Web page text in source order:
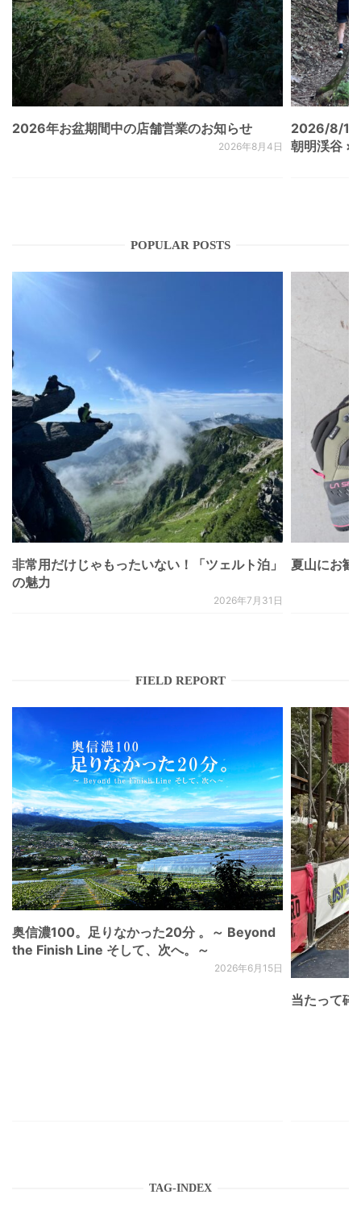
2026年お盆期間中の店舗営業のお知らせ
2026年8月4日
2026/8/
朝明渓谷 ×
POPULAR POSTS
非常用だけじゃもったいない！「ツェルト泊」
の魅力
2026年7月31日
夏山にお
FIELD REPORT
奥信濃100。足りなかった20分 。～ Beyond
the Finish Line そして、次へ。～
2026年6月15日
当たって砕
TAG-INDEX